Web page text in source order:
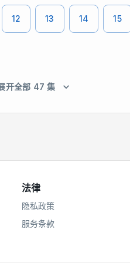
12 13 14 15
开全部 47 集
法律
隐私政策
服务条款